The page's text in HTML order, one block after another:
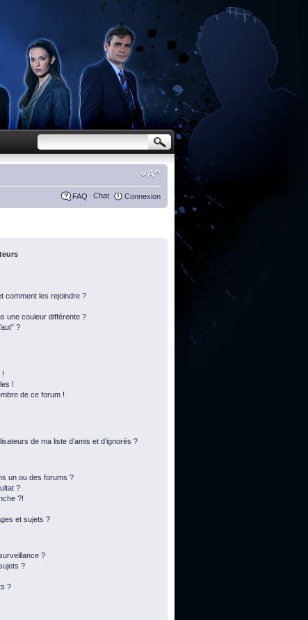
FAQ Chat Connexion
comment les rejoindre ?
une couleur différente ?
?
!
!
de ce forum !
de ma liste d’amis et d’ignorés ?
un ou des forums ?
?
?!
et sujets ?
?
?
?